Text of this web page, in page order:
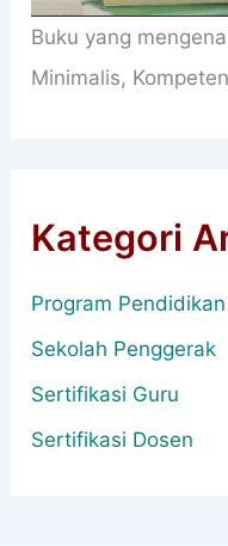
Buku yang
Minimalis,
Kategori
Program Pendidikan
Sekolah Penggerak
Sertifikasi Guru
Sertifikasi Dosen